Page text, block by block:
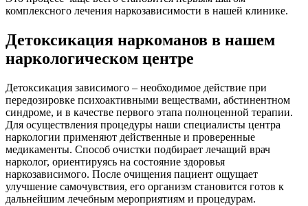
комплексного лечения наркозависимости в нашей клинике.
Детоксикация наркоманов в нашем
наркологическом центре
Детоксикация зависимого – необходимое действие при
передозировке психоактивными веществами, абстинентном
синдроме, и в качестве первого этапа полноценной терапии.
Для осуществления процедуры наши специалисты центра
наркологии применяют действенные и проверенные
медикаменты. Способ очистки подбирает лечащий врач
нарколог, ориентируясь на состояние здоровья
наркозависимого. После очищения пациент ощущает
улучшение самочувствия, его организм становится готов к
дальнейшим лечебным мероприятиям и процедурам.